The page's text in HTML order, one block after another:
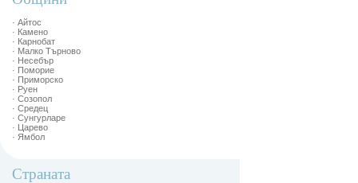
· Айтос
· Камено
· Карнобат
· Малко Търново
· Несебър
· Поморие
· Приморско
· Руен
· Созопол
· Средец
· Сунгурларе
· Царево
· Ямбол
Страната